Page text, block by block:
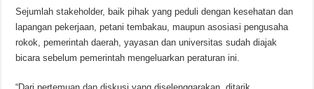
Sejumlah stakeholder, baik pihak yang peduli dengan kesehatan dan
lapangan pekerjaan, petani tembakau, maupun asosiasi pengusaha
rokok, pemerintah daerah, yayasan dan universitas sudah diajak
bicara sebelum pemerintah mengeluarkan peraturan ini.